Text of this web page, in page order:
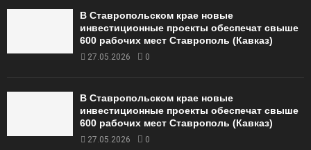
В Ставропольском крае новые
инвестиционные проекты обеспечат свыше
600 рабочих мест Ставрополь (Кавказ)
27.05.2026 0
В Ставропольском крае новые
инвестиционные проекты обеспечат свыше
600 рабочих мест Ставрополь (Кавказ)
27.05.2026 0